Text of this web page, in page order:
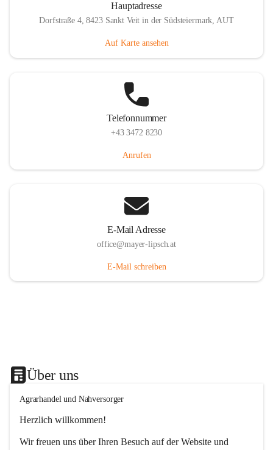
Hauptadresse
Dorfstraße 4, 8423 Sankt Veit in der Südsteiermark, AUT
Auf Karte ansehen
Telefonnummer
+43 3472 8230
Anrufen
E-Mail Adresse
office@mayer-lipsch.at
E-Mail schreiben
Über uns
Agrarhandel und Nahversorger
Herzlich willkommen!
Wir freuen uns über Ihren Besuch auf der Website und